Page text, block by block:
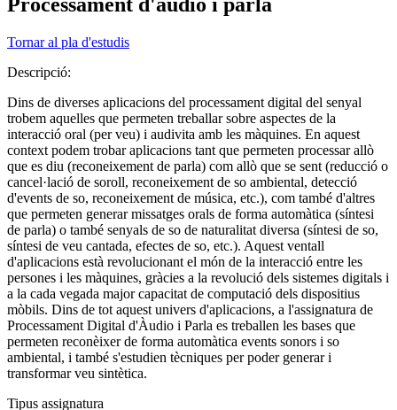
Tornar al pla d'estudis
Descripció:
Dins de diverses aplicacions del processament digital del senyal
trobem aquelles que permeten treballar sobre aspectes de la
interacció oral (per veu) i audivita amb les màquines. En aquest
context podem trobar aplicacions tant que permeten processar allò
que es diu (reconeixement de parla) com allò que se sent (reducció o
cancel·lació de soroll, reconeixement de so ambiental, detecció
d'events de so, reconeixement de música, etc.), com també d'altres
que permeten generar missatges orals de forma automàtica (síntesi
de parla) o també senyals de so de naturalitat diversa (síntesi de so,
síntesi de veu cantada, efectes de so, etc.). Aquest ventall
d'aplicacions està revolucionant el món de la interacció entre les
persones i les màquines, gràcies a la revolució dels sistemes digitals i
a la cada vegada major capacitat de computació dels dispositius
mòbils. Dins de tot aquest univers d'aplicacions, a l'assignatura de
Processament Digital d'Àudio i Parla es treballen les bases que
permeten reconèixer de forma automàtica events sonors i so
ambiental, i també s'estudien tècniques per poder generar i
transformar veu sintètica.
Tipus assignatura